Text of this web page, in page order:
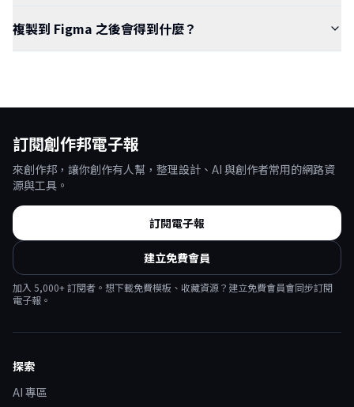
複製到 Figma 之後會得到什麼？
訂閱創作邦電子報
來創作邦，讓你創作有人幫，整理設計、AI 與創作者常用的網路資
源與工具。
訂閱電子報
建立免費會員
加入 5,000+ 訂閱者。想下載免費模板、收藏資源？建立免費會員會同步訂閱
電子報。
探索
AI 專區